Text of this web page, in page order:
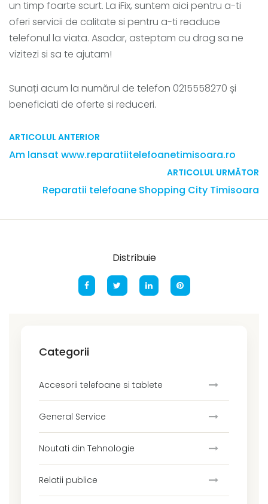
un timp foarte scurt. La iFix, suntem aici pentru a-ti
oferi servicii de calitate si pentru a-ti readuce
telefonul la viata. Asadar, asteptam cu drag sa ne
vizitezi si sa te ajutam!
Sunați acum la numărul de telefon 0215558270 și
beneficiati de oferte si reduceri.
ARTICOLUL ANTERIOR
Am lansat www.reparatiitelefoanetimisoara.ro
ARTICOLUL URMĂTOR
Reparatii telefoane Shopping City Timisoara
Distribuie
Categorii
Accesorii telefoane si tablete
General Service
Noutati din Tehnologie
Relatii publice